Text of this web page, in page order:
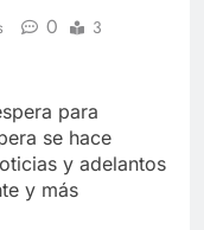
de Samsung
clip de
desde una
0
3
para
se hace
y adelantos
y más